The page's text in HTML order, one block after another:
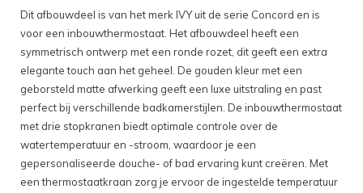
Dit afbouwdeel is van het merk IVY uit de serie Concord en is
voor een inbouwthermostaat. Het afbouwdeel heeft een
symmetrisch ontwerp met een ronde rozet, dit geeft een extra
elegante touch aan het geheel. De gouden kleur met een
geborsteld matte afwerking geeft een luxe uitstraling en past
perfect bij verschillende badkamerstijlen. De inbouwthermostaat
met drie stopkranen biedt optimale controle over de
watertemperatuur en -stroom, waardoor je een
gepersonaliseerde douche- of bad ervaring kunt creëren. Met
een thermostaatkraan zorg je ervoor de ingestelde temperatuur